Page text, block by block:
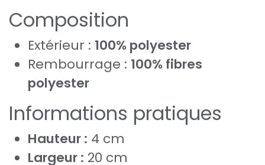
Composition
Extérieur : 100% polyester
Rembourrage : 100% fibres
polyester
Informations pratiques
Hauteur : 4 cm
Largeur : 20 cm